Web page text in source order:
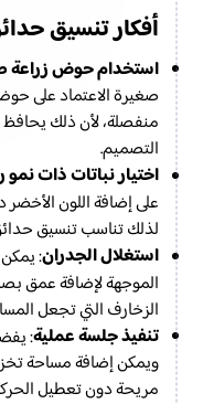
أفكار تنسيق
استخدام حوض زراعة
صغيرة الاعتماد على
منفصلة، لأن ذلك يحافظ
التصميم.
اختيار نباتات ذات
على إضافة اللون
لذلك تناسب تنسيق
استغلال الجدران: يمكن
الموجهة لإضافة عمق
الزخارف التي تجعل
تنفيذ جلسة عملية:
ويمكن إضافة مساحة
مريحة دون تعطيل